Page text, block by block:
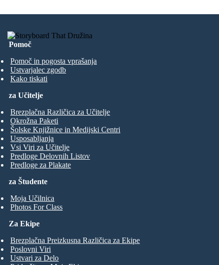
Pomoč
Pomoč in pogosta vprašanja
Ustvarjalec zgodb
Kako tiskati
za Študente
Moja Učilnica
Photos For Class
za Učitelje
Brezplačna Različica za Učitelje
Okrožna Paketi
Šolske Knjižnice in Medijski Centri
Usposabljanja
Vsi Viri za Učitelje
Predloge Delovnih Listov
Predloge za Plakate
Za Ekipe
Brezplačna Preizkusna Različica za Ekipe
Poslovni Viri
Ustvari za Delo